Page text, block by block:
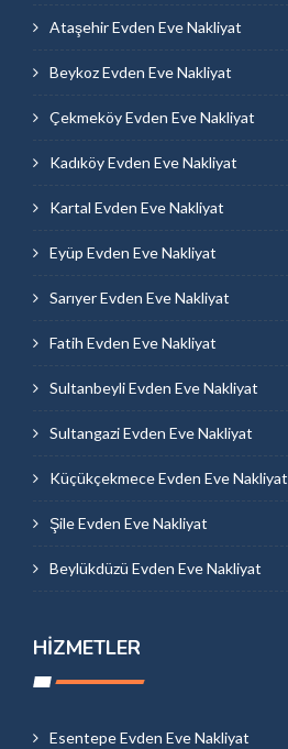
Ataşehir Evden Eve Nakliyat
Beykoz Evden Eve Nakliyat
Çekmeköy Evden Eve Nakliyat
Kadıköy Evden Eve Nakliyat
Kartal Evden Eve Nakliyat
Eyüp Evden Eve Nakliyat
Sarıyer Evden Eve Nakliyat
Fatih Evden Eve Nakliyat
Sultanbeyli Evden Eve Nakliyat
Sultangazi Evden Eve Nakliyat
Küçükçekmece Evden Eve Nakliyat
Şile Evden Eve Nakliyat
Beylükdüzü Evden Eve Nakliyat
HIZMETLER
Esentepe Evden Eve Nakliyat